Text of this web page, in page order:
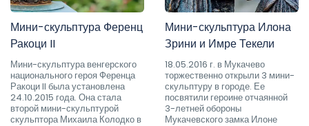
Мини-скульптура Ференц
Ракоци II
Мини-скульптура венгерского
национального героя Ференца
Ракоци II была установлена
24.10.2015 года. Она стала
второй мини-скульптурой
скульптора Михаила Колодко в
Мини-скульптура Илона
Зрини и Имре Текели
18.05.2016 г. в Мукачево
торжественно открыли 3 мини-
скульптуру в городе. Ее
посвятили героине отчаянной
3-летней обороны
Мукачевского замка Илоне